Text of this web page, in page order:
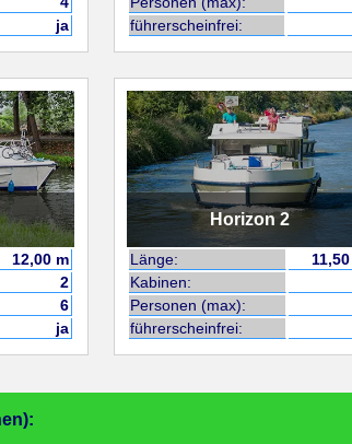
ja
führerscheinfrei:
12,00 m
2
6
ja
Horizon 2
Länge:
Kabinen:
Personen (max):
führerscheinfrei: